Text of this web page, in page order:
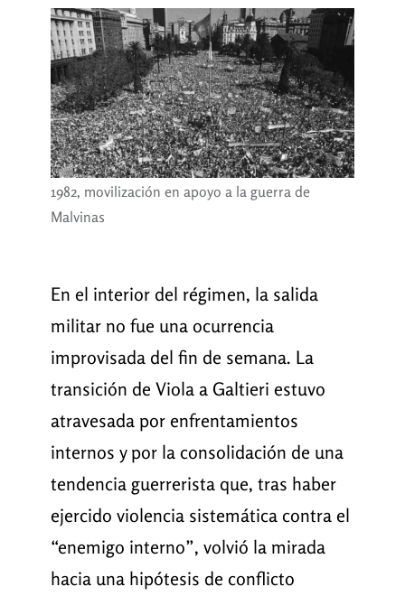
1982, movilización en apoyo a la guerra de
Malvinas
En el interior del régimen, la salida
militar no fue una ocurrencia
improvisada del fin de semana. La
transición de Viola a Galtieri estuvo
atravesada por enfrentamientos
internos y por la consolidación de una
tendencia guerrerista que, tras haber
ejercido violencia sistemática contra el
“enemigo interno”, volvió la mirada
hacia una hipótesis de conflicto